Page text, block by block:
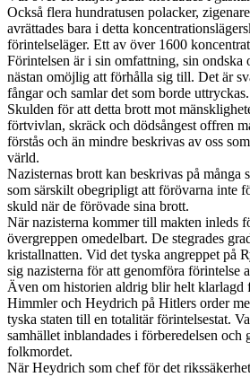
Också flera hundratusen polacker,
avrättades bara i detta
förintelseläger. Ett av över 1600
Förintelsen är i sin omfattning, sin ondska
nästan omöjlig att förhålla sig till. Det är
fångar och samlar det som borde uttryckas.
Skulden för att detta brott mot
förtvivlan, skräck och dödsångest offren
förstås och än mindre beskrivas av oss
värld.
Nazisternas brott kan beskrivas på många
som särskilt obegripligt att förövarna inte
skuld när de förövade sina brott.
När nazisterna kommer till makten inleds
övergreppen omedelbart. De stegrades
kristallnatten. Vid det tyska angreppet på
sig nazisterna för att genomföra förintelse
Även om historien aldrig blir helt klarlagd
Himmler och Heydrich på Hitlers order
tyska staten till en totalitär förintelsestat.
samhället inblandades i förberedelsen och
folkmordet.
När Heydrich som chef för det